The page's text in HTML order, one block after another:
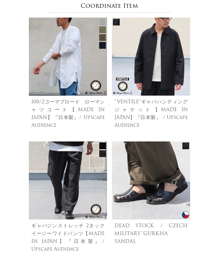
Coordinate Item
100/2コーマブロード ローマシ
ャツコート【MADE IN
JAPAN】『日本製』/ Upscape
Audience
”VENTILE"ギャバハンティング
ジャケット【MADE IN
JAPAN】『日本製』 / Upscape
Audience
ギャバジンストレッチ 2タック
イージーワイドパンツ【MADE
IN JAPAN】『日本製』/
Upscape Audience
DEAD STOCK / CZECH
MILITARY”GURKHA
SANDAL